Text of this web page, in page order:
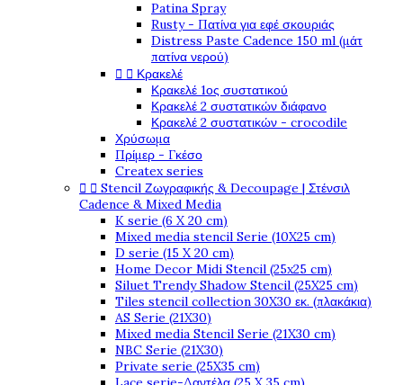
Patina Spray
Rusty - Πατίνα για εφέ σκουριάς
Distress Paste Cadence 150 ml (μάτ
πατίνα νερού)
  Κρακελέ
Κρακελέ 1ος συστατικού
Κρακελέ 2 συστατικών διάφανο
Κρακελέ 2 συστατικών - crocodile
Χρύσωμα
Πρίμερ - Γκέσο
Createx series
  Stencil Ζωγραφικής & Decoupage | Στένσιλ
Cadence & Mixed Media
K serie (6 X 20 cm)
Mixed media stencil Serie (10X25 cm)
D serie (15 X 20 cm)
Home Decor Midi Stencil (25x25 cm)
Siluet Trendy Shadow Stencil (25X25 cm)
Tiles stencil collection 30X30 εκ. (πλακάκια)
AS Serie (21X30)
Mixed media Stencil Serie (21X30 cm)
NBC Serie (21X30)
Private serie (25X35 cm)